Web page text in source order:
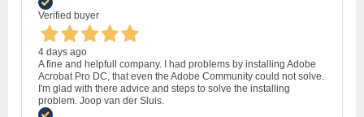
Verified buyer
4 days ago
A fine and helpfull company. I had problems by installing Adobe
Acrobat Pro DC, that even the Adobe Community could not solve.
I'm glad with there advice and steps to solve the installing
problem. Joop van der Sluis.